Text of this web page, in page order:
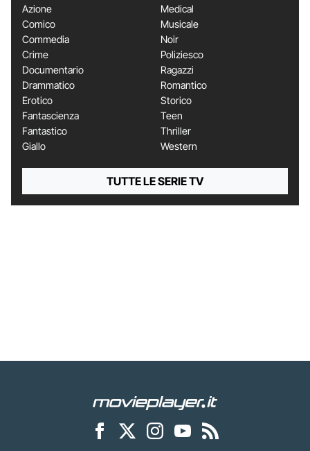
Azione
Comico
Commedia
Crime
Documentario
Drammatico
Erotico
Fantascienza
Fantastico
Giallo
Medical
Musicale
Noir
Poliziesco
Ragazzi
Romantico
Storico
Teen
Thriller
Western
TUTTE LE SERIE TV